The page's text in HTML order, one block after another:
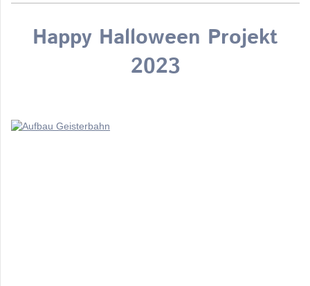
Happy Halloween Projekt
2023